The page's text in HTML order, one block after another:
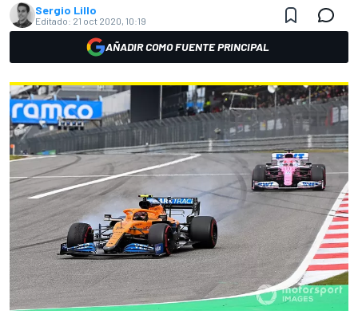
Sergio Lillo
Editado: 21 oct 2020, 10:19
AÑADIR COMO FUENTE PRINCIPAL